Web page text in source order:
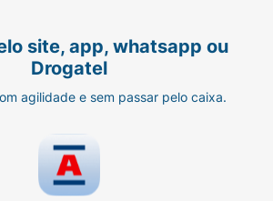
site, app, whatsapp ou
Drogatel
agilidade e sem passar pelo caixa.